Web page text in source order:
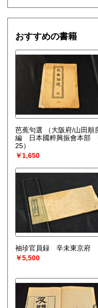
おすすめの書籍
芭蕉句選
（大阪府/山田順
編 日本國粹興振會本部
25）
￥1,650
袖珍官員録 辛未東京府
￥5,500